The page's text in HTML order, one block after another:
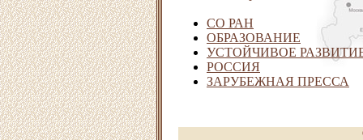
СО РАН
ОБРАЗОВАНИЕ
УСТОЙЧИВОЕ
РОССИЯ
ЗАРУБЕЖНАЯ ПРЕССА